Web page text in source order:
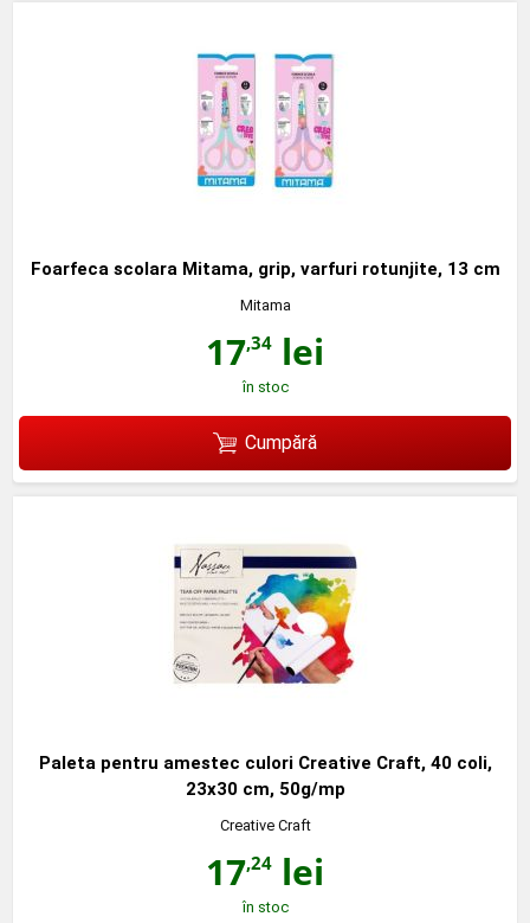
Foarfeca scolara Mitama, grip, varfuri rotunjite, 13 cm
Mitama
17,34 lei
în stoc
Cumpără
Paleta pentru amestec culori Creative Craft, 40 coli,
23x30 cm, 50g/mp
Creative Craft
17,24 lei
în stoc